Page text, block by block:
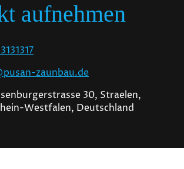
aufnehmen
zaunbau.de
30, Straelen,
Westfalen, Deutschland